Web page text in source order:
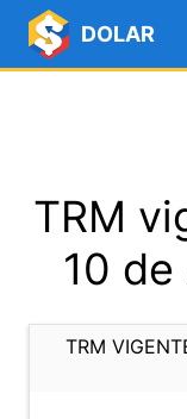
DOLAR
TRM
10
TRM